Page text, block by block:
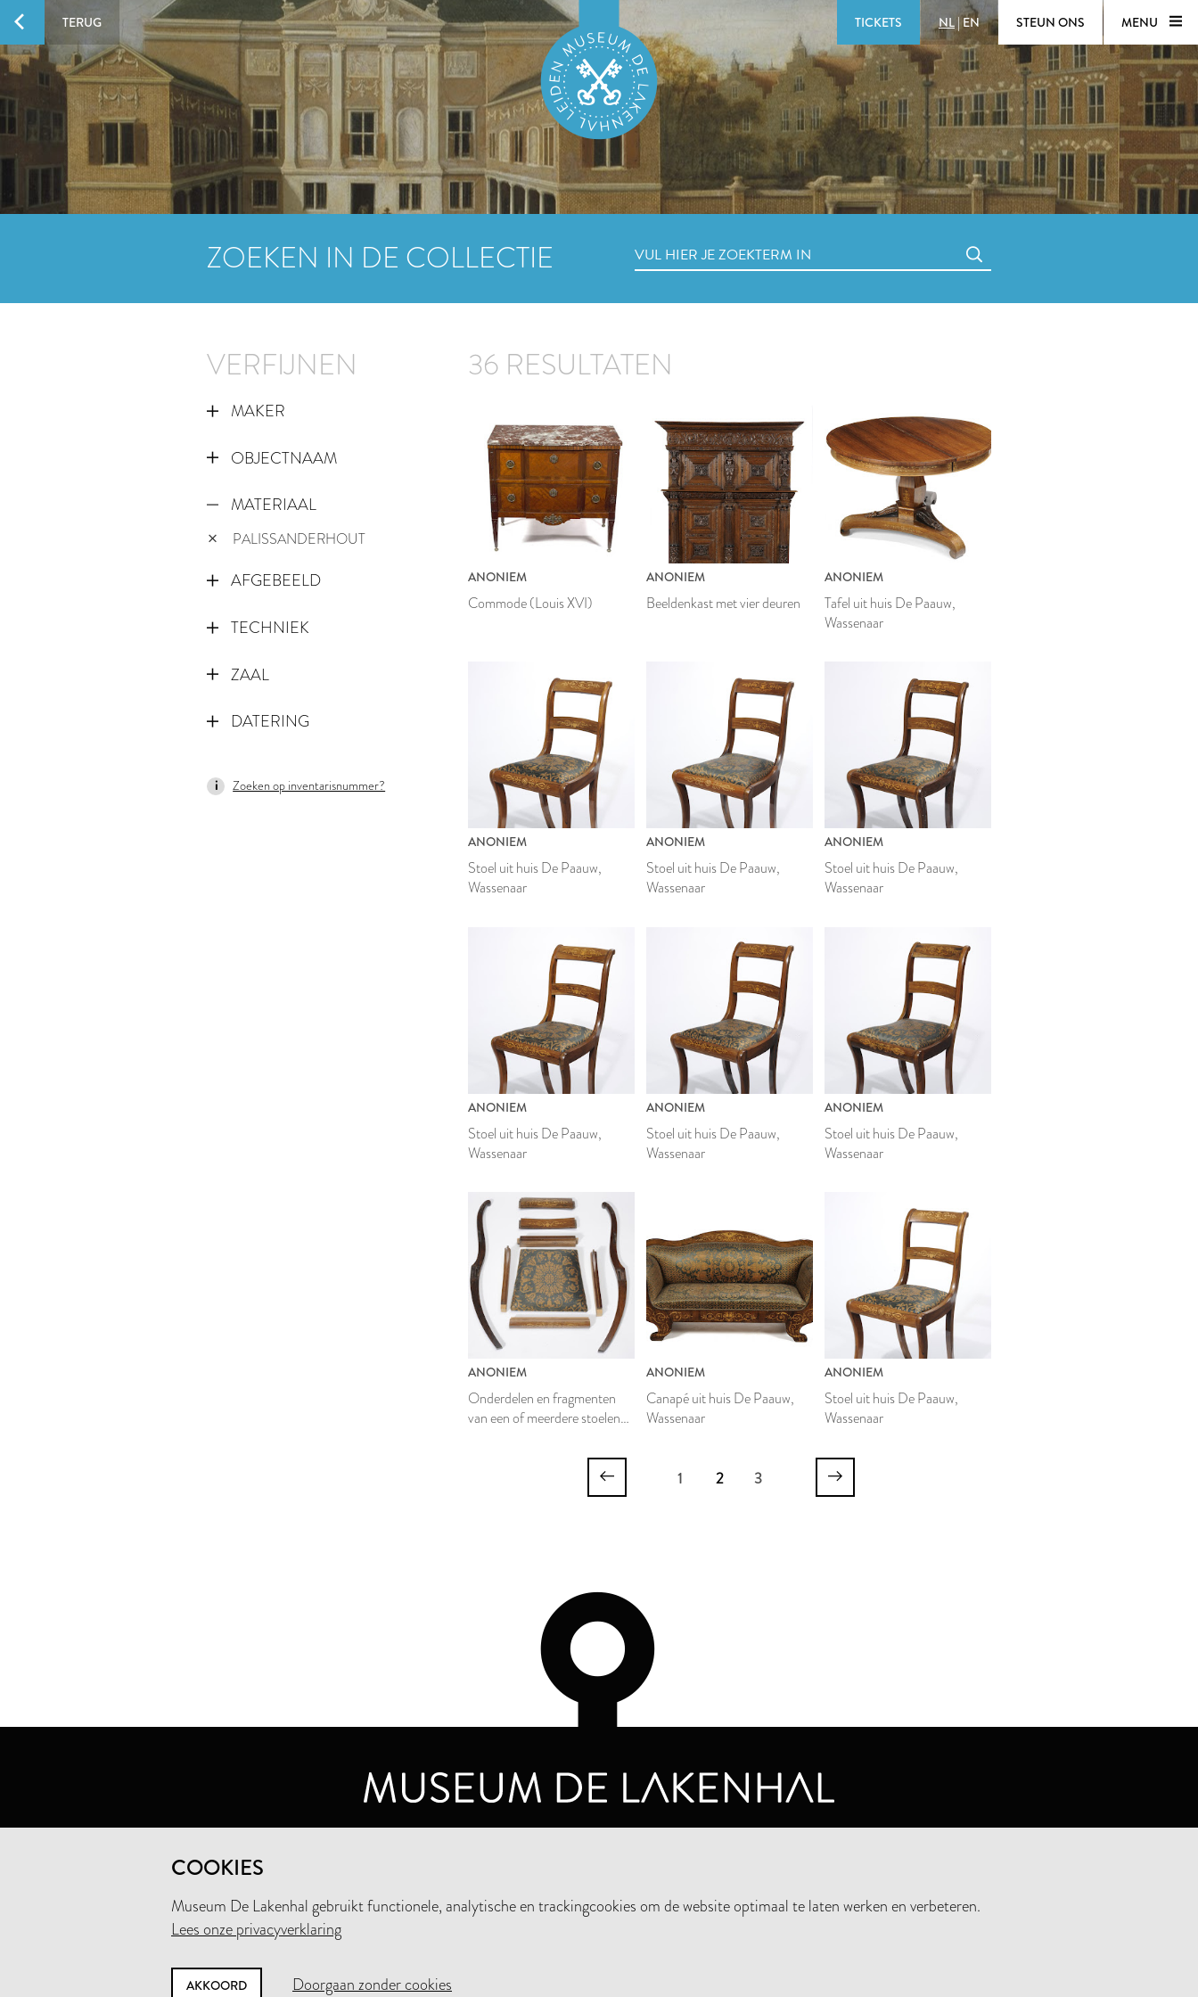
TERUG TICKETS NL| EN STEUN ONS MENU
ZOEKEN IN DE COLLECTIE
VERFIJNEN
MAKER
OBJECTNAAM
MATERIAAL
PALISSANDERHOUT
AFGEBEELD
TECHNIEK
ZAAL
DATERING
Zoeken op inventarisnummer?
36 RESULTATEN
ANONIEM
Commode (Louis XVI)
ANONIEM
Beeldenkast met vier deuren
ANONIEM
Tafel uit huis De Paauw,
Wassenaar
ANONIEM
Stoel uit huis De Paauw,
Wassenaar
ANONIEM
Stoel uit huis De Paauw,
Wassenaar
ANONIEM
Stoel uit huis De Paauw,
Wassenaar
ANONIEM
Stoel uit huis De Paauw,
Wassenaar
ANONIEM
Stoel uit huis De Paauw,
Wassenaar
ANONIEM
Stoel uit huis De Paauw,
Wassenaar
ANONIEM
Onderdelen en fragmenten
van een of meerdere stoelen
ANONIEM
Canapé uit huis De Paauw,
Wassenaar
ANONIEM
Stoel uit huis De Paauw,
Wassenaar
1 2 3
COOKIES
Museum De Lakenhal gebruikt functionele, analytische en trackingcookies om de website optimaal te laten werken en verbeteren.
Lees onze privacyverklaring
AKKOORD Doorgaan zonder cookies
MUSEUM DE LAKENHAL
OUDE SINGEL 32
+31 (0)71 5165360